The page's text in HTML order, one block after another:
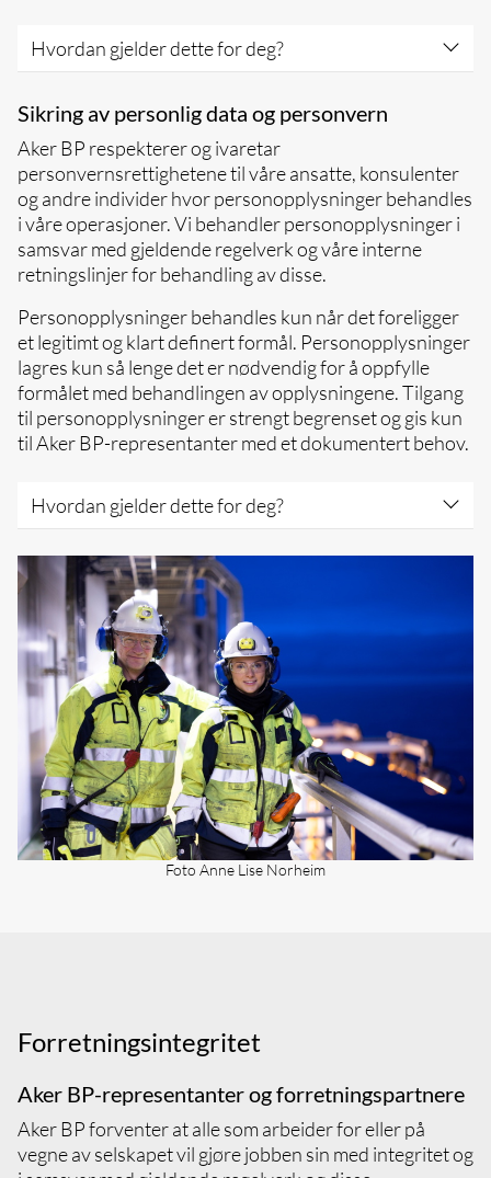
Hvordan gjelder dette for deg?
Aktivt bidra til å skape et godt arbeidsmiljø
fritt for alle former for trakassering og
diskriminering
Ikke oppfør deg på en måte som kan
oppfattes som misbrukende, trakasserende,
mobbende, nedverdigende, seksuelt
støtende eller lignende overfor kolleger eller
forretningspartnere
Kommuniser på en respektfull måte og ha
respekt for andre menneskers identitet,
skikker og kultur
Gi beskjed dersom du er vitne til eller
opplever oppførsel som bryter med disse
prinsippene
Sikring av personlig data og personvern
Aker BP respekterer og ivaretar
personvernsrettighetene til våre ansatte, konsulenter
og andre individer hvor personopplysninger behandles
i våre operasjoner. Vi behandler personopplysninger i
samsvar med gjeldende regelverk og våre interne
retningslinjer for behandling av disse.
Personopplysninger behandles kun når det foreligger
et legitimt og klart definert formål. Personopplysninger
lagres kun så lenge det er nødvendig for å oppfylle
formålet med behandlingen av opplysningene. Tilgang
til personopplysninger er strengt begrenset og gis kun
til Aker BP-representanter med et dokumentert behov.
Hvordan gjelder dette for deg?
Sett deg inn i og forstå Aker BPs
retningslinjer for personvern
Respekter alles rett til personvern. Alltid
håndter personopplysninger med diskresjon
og forsiktighet
Dersom arbeidsoppgavene dine involverer
behandling av personopplysninger, må du
sikre at du følger gjeldende regelverk og
interne retningslinjer
Ansatte som behandler personopplysninger,
skal gjennomføre opplæring i personvern og
informasjonssikkerhet gjennom Aker BP
Foto Anne Lise Norheim
Forretningsintegritet
Aker BP-representanter og forretningspartnere
Aker BP forventer at alle som arbeider for eller på
vegne av selskapet vil gjøre jobben sin med integritet og